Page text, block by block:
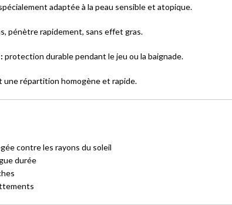
adaptée à la peau sensible et atopique.
pénètre rapidement, sans effet gras.
protection durable pendant le jeu ou la baignade.
une répartition homogène et rapide.
contre les rayons du soleil
durée